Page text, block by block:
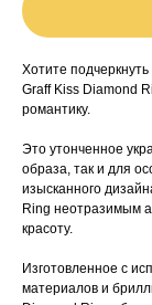
Хотите
Graff Kiss Diamond
романтику.
Это утонченное
образа, так и для
изысканного
Ring неотразимым
красоту.
Изготовленное с
материалов и